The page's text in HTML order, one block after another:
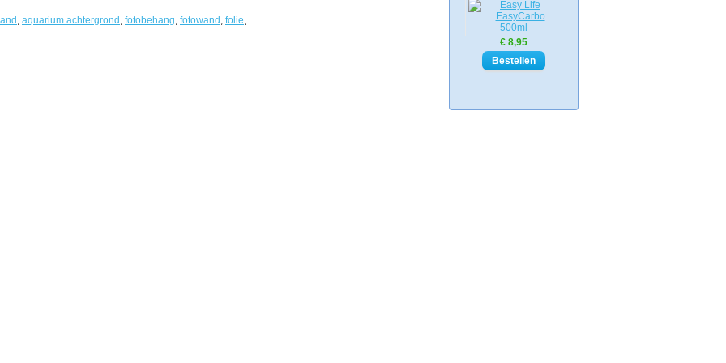
€ 8,95
, aquarium achtergrond , fotobehang, fotowand , folie,